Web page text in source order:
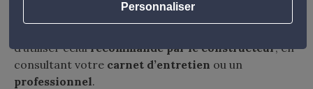
Le choix du liquide de refroidissement est essentiel
d’utiliser celuirecommandé par le constructeur, en
consultant votre carnet d’entretien ou un
professionnel.
Personnaliser